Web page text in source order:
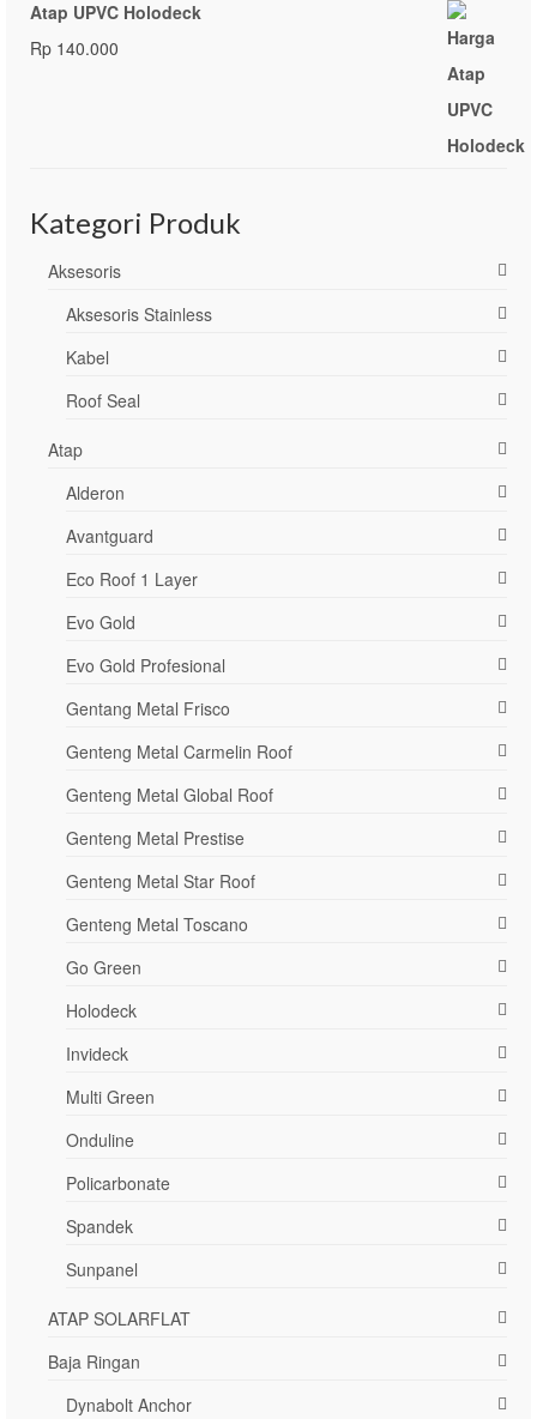
Atap UPVC Holodeck
Rp 140.000
Kategori Produk
Aksesoris
Aksesoris Stainless
Kabel
Roof Seal
Atap
Alderon
Avantguard
Eco Roof 1 Layer
Evo Gold
Evo Gold Profesional
Gentang Metal Frisco
Genteng Metal Carmelin Roof
Genteng Metal Global Roof
Genteng Metal Prestise
Genteng Metal Star Roof
Genteng Metal Toscano
Go Green
Holodeck
Invideck
Multi Green
Onduline
Policarbonate
Spandek
Sunpanel
ATAP SOLARFLAT
Baja Ringan
Dynabolt Anchor